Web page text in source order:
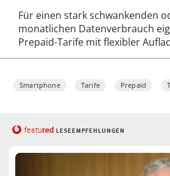
Für einen stark schwankenden
monatlichen Datenverbrauch
Prepaid-Tarife mit flexibler
Smartphone Tarife Prepaid
featured LESEEMPFEHLUNGEN